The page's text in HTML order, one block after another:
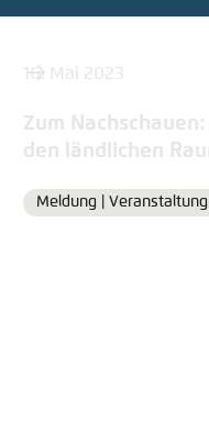
16. Mai 2023
Zum
den ländlichen
Format
Meldung |Veranstaltung